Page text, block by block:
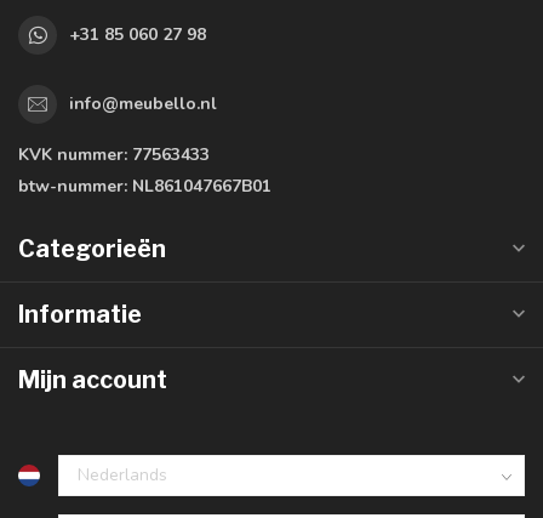
+31 85 060 27 98
info@meubello.nl
KVK nummer: 77563433
btw-nummer: NL861047667B01
Categorieën
Informatie
Mijn account